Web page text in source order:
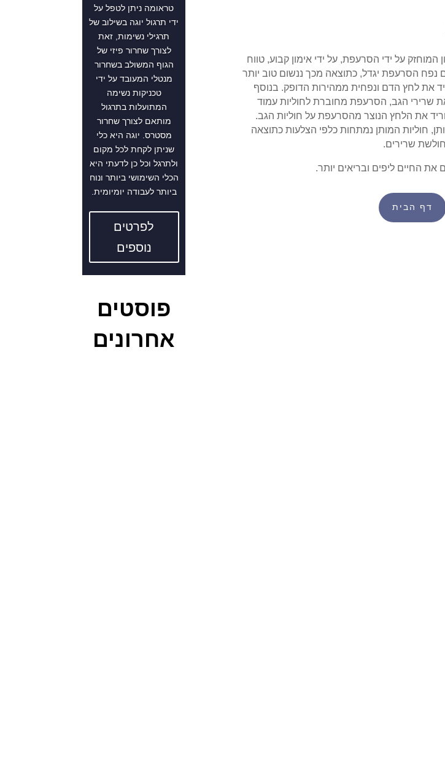
טראומה ניתן לטפל על
ידי תרגול יוגה בשילוב של
תרגילי נשימות, זאת
לצורך שחרור פיזי של
הגוף המשולב בשחרור
מנטלי המעובד על ידי
טכניקות נשימה
המתועלות בתרגול
מותאם לצורך שחרור
מסטרס. יוגה היא כלי
שניתן לקחת לכל מקום
ולתרגל וכל כן לדעתי היא
הכלי השימושי ביותר ונוח
ביותר לעבודה יומיומית.
לפרטים
נוספים
פוסטים
אחרונים
המוחזק על ידי הסרעפת, על ידי אימון קבוע, טווח
נפח הסרעפת יגדל, כתוצאה מכך ננשום טוב יותר
את לחץ הדם ונפחית ממהירות הדופק. בנוסף
שרירי הגב, הסרעפת מחוברת לחוליות עמוד
את הלחץ הנוצר מהסרעפת על חוליות הגב.
חוליות המותן נמתחות כלפי הצלעות כתוצאה
שרירים.
החיים ליפים ובריאים יותר.
דף הבית